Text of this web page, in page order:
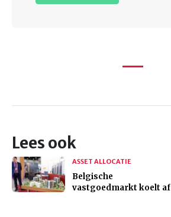
Lees ook
ASSET ALLOCATIE
Belgische
vastgoedmarkt koelt af